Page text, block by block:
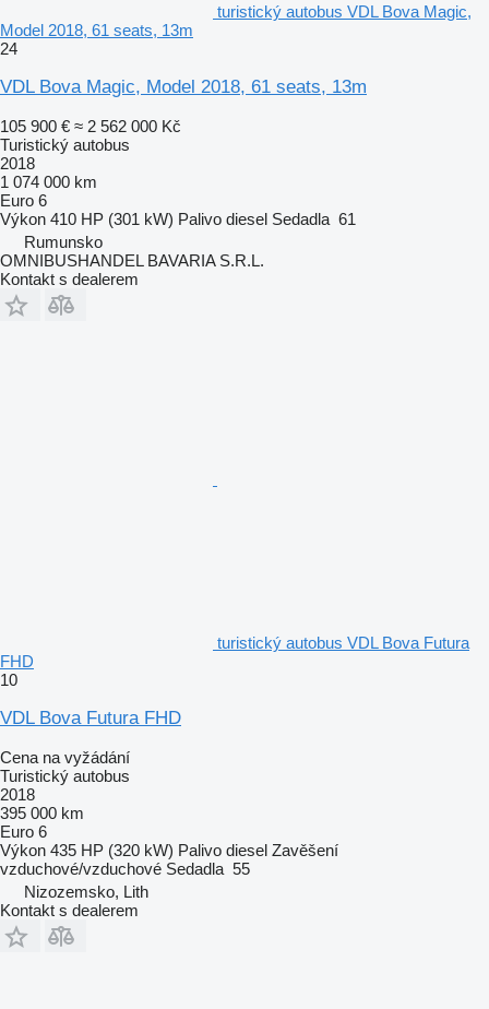
turistický autobus VDL Bova Magic,
Model 2018, 61 seats, 13m
24
VDL Bova Magic, Model 2018, 61 seats, 13m
105 900 € ≈ 2 562 000 Kč
Turistický autobus
2018
1 074 000 km
Euro 6
Výkon 410 HP (301 kW) Palivo diesel Sedadla 61
Rumunsko
OMNIBUSHANDEL BAVARIA S.R.L.
Kontakt s dealerem
turistický autobus VDL Bova Futura
FHD
10
VDL Bova Futura FHD
Cena na vyžádání
Turistický autobus
2018
395 000 km
Euro 6
Výkon 435 HP (320 kW) Palivo diesel Zavěšení
vzduchové/vzduchové Sedadla 55
Nizozemsko, Lith
Kontakt s dealerem